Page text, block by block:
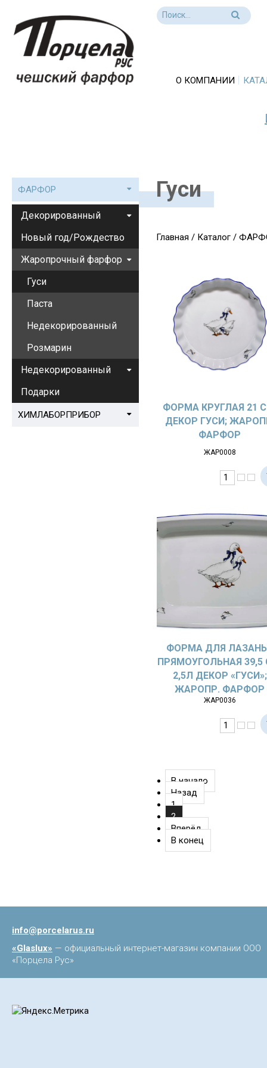
О КОМПАНИИ
Гуси
Главная / Каталог /
ФОРМА КРУГЛАЯ 21
ДЕКОР ГУСИ;
ФАРФОР
ЖАР0008
ФОРМА ДЛЯ
ПРЯМОУГОЛЬНАЯ 39,5
2,5Л ДЕКОР «ГУСИ»;
ЖАРОПР. ФАРФОР
ЖАР0036
В начало
Назад
1
2
Вперёд
В конец
ФАРФОР
Декорированный
Новый год/Рождество
Жаропрочный фарфор
Гуси
Паста
Недекорированный
Розмарин
Недекорированный
Подарки
ХИМЛАБОРПРИБОР
info@porcelarus.ru
«Glaslux» — официальный интернет-магазин компании ООО
«Порцела Рус»